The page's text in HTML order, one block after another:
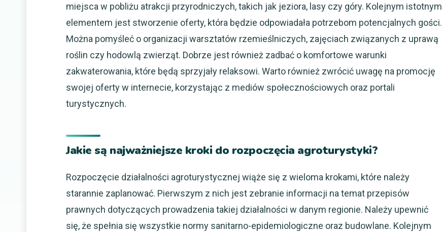
miejsca w pobliżu atrakcji przyrodniczych, takich jak jeziora, lasy czy góry. Kolejnym istotnym
elementem jest stworzenie oferty, która będzie odpowiadała potrzebom potencjalnych gości.
Można pomyśleć o organizacji warsztatów rzemieślniczych, zajęciach związanych z uprawą
roślin czy hodowlą zwierząt. Dobrze jest również zadbać o komfortowe warunki
zakwaterowania, które będą sprzyjały relaksowi. Warto również zwrócić uwagę na promocję
swojej oferty w internecie, korzystając z mediów społecznościowych oraz portali
turystycznych.
Jakie są najważniejsze kroki do rozpoczęcia agroturystyki?
Rozpoczęcie działalności agroturystycznej wiąże się z wieloma krokami, które należy
starannie zaplanować. Pierwszym z nich jest zebranie informacji na temat przepisów
prawnych dotyczących prowadzenia takiej działalności w danym regionie. Należy upewnić
się, że spełnia się wszystkie normy sanitarno-epidemiologiczne oraz budowlane. Kolejnym